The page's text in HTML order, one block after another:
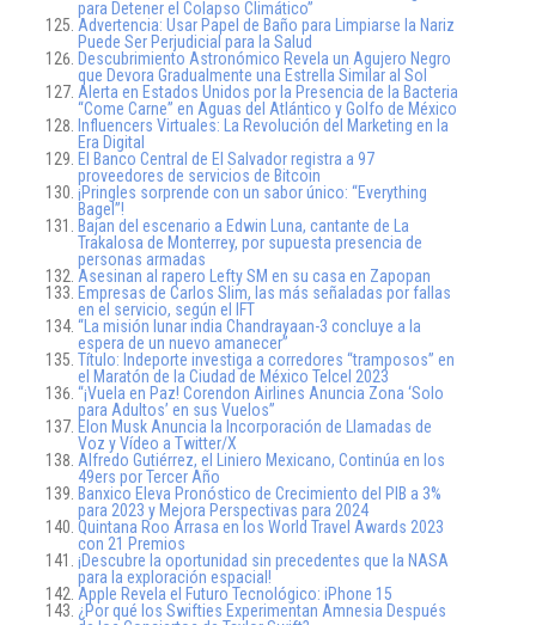
para Detener el Colapso Climático”
Advertencia: Usar Papel de Baño para Limpiarse la Nariz
Puede Ser Perjudicial para la Salud
Descubrimiento Astronómico Revela un Agujero Negro
que Devora Gradualmente una Estrella Similar al Sol
Alerta en Estados Unidos por la Presencia de la Bacteria
“Come Carne” en Aguas del Atlántico y Golfo de México
Influencers Virtuales: La Revolución del Marketing en la
Era Digital
El Banco Central de El Salvador registra a 97
proveedores de servicios de Bitcoin
¡Pringles sorprende con un sabor único: “Everything
Bagel”!
Bajan del escenario a Edwin Luna, cantante de La
Trakalosa de Monterrey, por supuesta presencia de
personas armadas
Asesinan al rapero Lefty SM en su casa en Zapopan
Empresas de Carlos Slim, las más señaladas por fallas
en el servicio, según el IFT
“La misión lunar india Chandrayaan-3 concluye a la
espera de un nuevo amanecer”
Título: Indeporte investiga a corredores “tramposos” en
el Maratón de la Ciudad de México Telcel 2023
“¡Vuela en Paz! Corendon Airlines Anuncia Zona ‘Solo
para Adultos’ en sus Vuelos”
Elon Musk Anuncia la Incorporación de Llamadas de
Voz y Vídeo a Twitter/X
Alfredo Gutiérrez, el Liniero Mexicano, Continúa en los
49ers por Tercer Año
Banxico Eleva Pronóstico de Crecimiento del PIB a 3%
para 2023 y Mejora Perspectivas para 2024
Quintana Roo Arrasa en los World Travel Awards 2023
con 21 Premios
¡Descubre la oportunidad sin precedentes que la NASA
para la exploración espacial!
Apple Revela el Futuro Tecnológico: iPhone 15
¿Por qué los Swifties Experimentan Amnesia Después